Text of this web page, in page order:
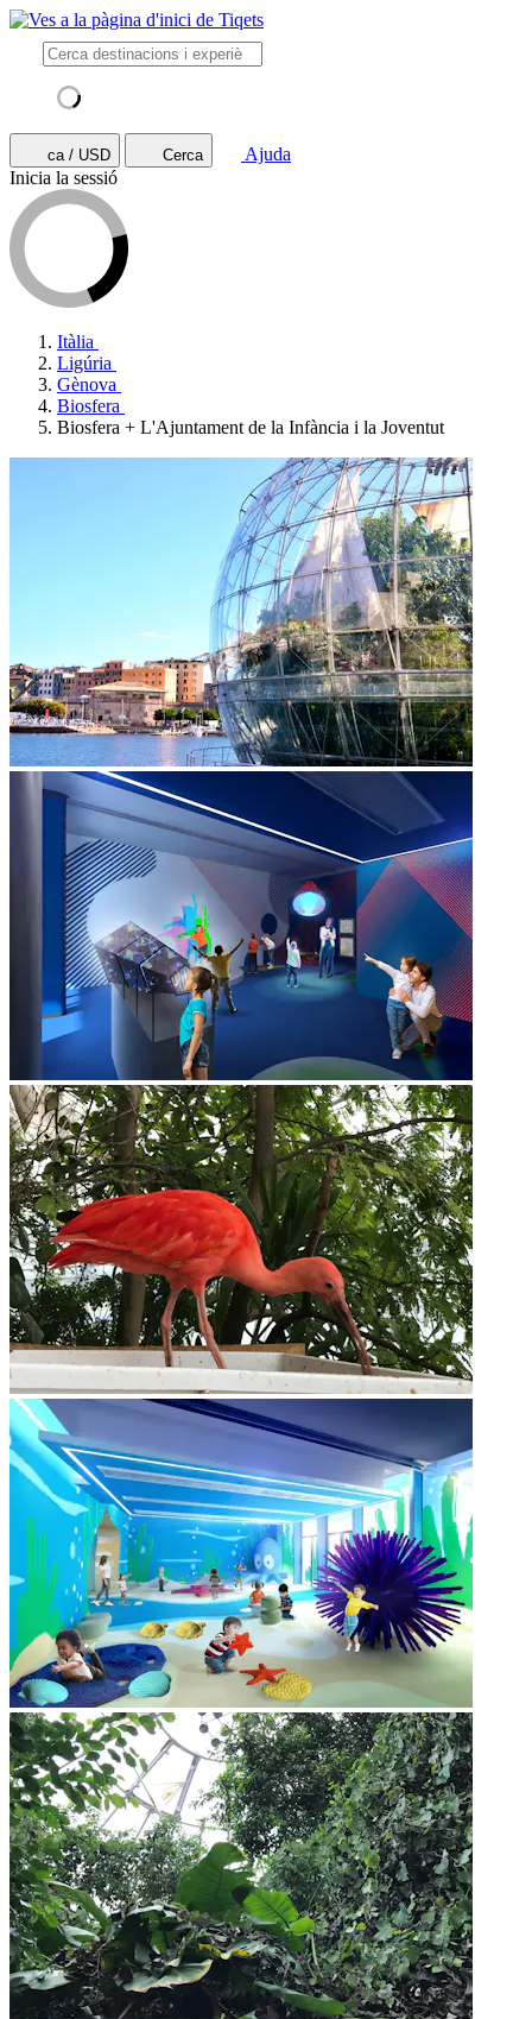
ca / USD Cerca
Ajuda
Inicia la sessió
Itàlia
Ligúria
Gènova
Biosfera
Biosfera + L'Ajuntament de la Infància i la Joventut